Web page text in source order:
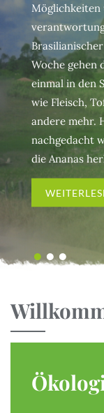
Möglichkeiten
Woche gehen
einmal in den
wie Fleisch,
andere mehr.
nachgedacht
die Ananas